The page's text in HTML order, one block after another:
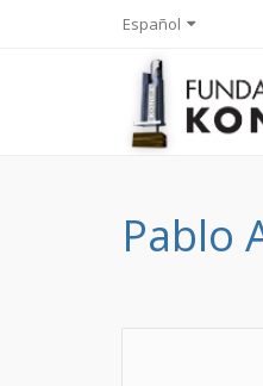
Español
Pablo